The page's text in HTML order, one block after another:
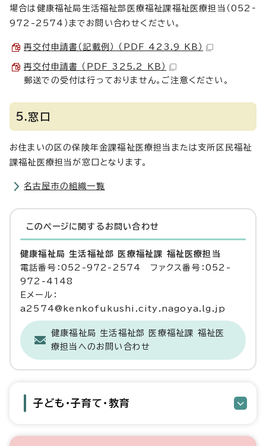
場合は健康福祉局生活福祉部医療福祉課福祉医療担当（052‐
972-2574）までお問い合わせください。
再交付申請書（記載例） （PDF 423.9 KB）
再交付申請書 （PDF 325.2 KB）
郵送での受付は行っておりません。ご注意ください。
5.窓口
お住まいの区の保険年金課福祉医療担当または支所区民福祉
課福祉医療担当が窓口となります。
名古屋市の組織一覧
このページに関する お問い合わせ
健康福祉局 生活福祉部 医療福祉課 福祉医療担当
電話番号：052-972-2574 ファクス番号：052-
972-4148
Eメール：
a2574@kenkofukushi.city.nagoya.lg.jp
健康福祉局 生活福祉部 医療福祉課 福祉医
療担当へのお問い合わせ
子ども・子育て・教育